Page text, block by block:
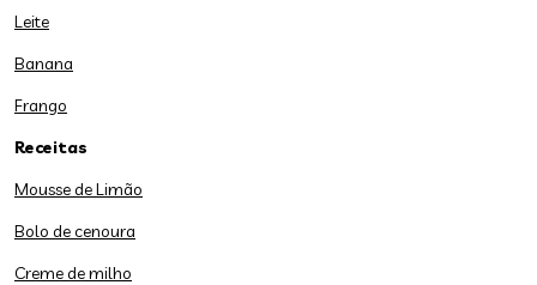
Leite
Banana
Frango
Receitas
Mousse de Limão
Bolo de cenoura
Creme de milho